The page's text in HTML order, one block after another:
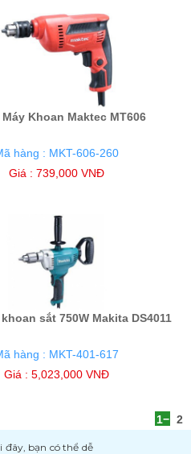
Máy Khoan Maktec MT606
hàng : MKT-606-260
Giá : 739,000 VNĐ
sắt 750W Makita DS4011
hàng : MKT-401-617
Giá : 5,023,000 VNĐ
1 2
bạn có thể dễ